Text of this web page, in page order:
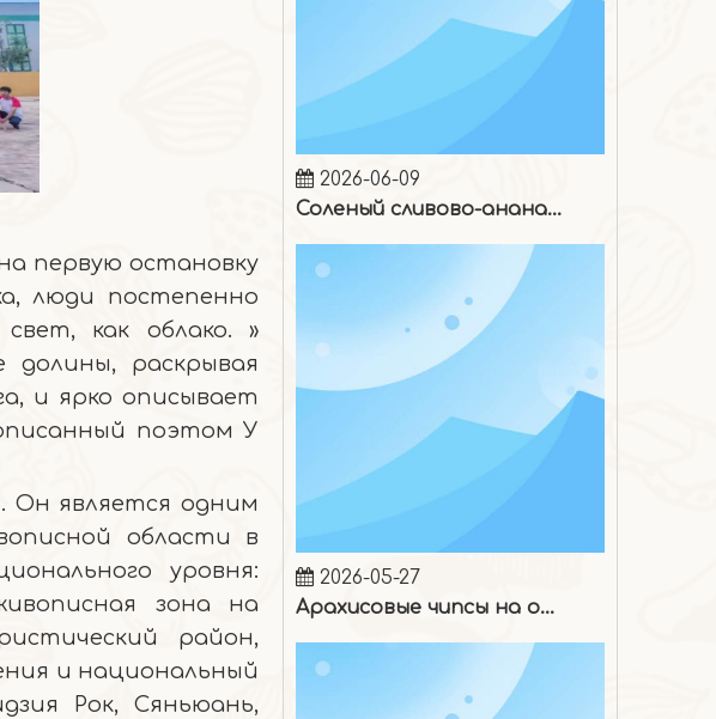
первую остановку
люди постепенно
как облако. »
долины, раскрывая
и ярко описывает
поэтом У
Он является одним
области в
уровня:
зона на
район,
и национальный
Рок, Сяньюань,